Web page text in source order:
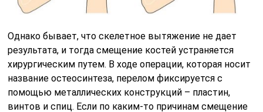
Однако бывает, что скелетное вытяжение не дает
результата, и тогда смещение костей устраняется
хирургическим путем. В ходе операции, которая носит
название остеосинтеза, перелом фиксируется с
помощью металлических конструкций – пластин,
винтов и спиц. Если по каким-то причинам смещение